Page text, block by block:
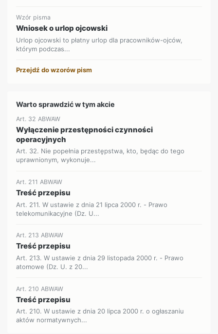
Wzór pisma
Wniosek o urlop ojcowski
Urlop ojcowski to płatny urlop dla pracowników-ojców,
którym podczas...
Przejdź do wzorów pism
Warto sprawdzić w tym akcie
Art. 32 ABWAW
Wyłączenie przestępności czynności
operacyjnych
Art. 32. Nie popełnia przestępstwa, kto, będąc do tego
uprawnionym, wykonuje...
Art. 211 ABWAW
Treść przepisu
Art. 211. W ustawie z dnia 21 lipca 2000 r. - Prawo
telekomunikacyjne (Dz. U...
Art. 213 ABWAW
Treść przepisu
Art. 213. W ustawie z dnia 29 listopada 2000 r. - Prawo
atomowe (Dz. U. z 20...
Art. 210 ABWAW
Treść przepisu
Art. 210. W ustawie z dnia 20 lipca 2000 r. o ogłaszaniu
aktów normatywnych...